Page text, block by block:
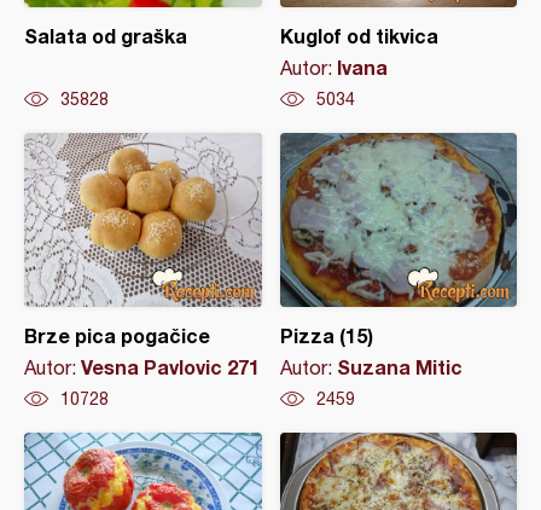
Salata od graška
35828
Kuglof od tikvica
Autor: Ivana
5034
Brze pica pogačice
Autor: Vesna Pavlovic 271
10728
Pizza (15)
Autor: Suzana Mitic
2459